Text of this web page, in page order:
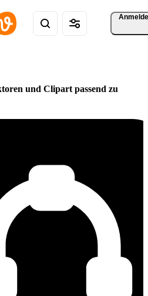
und Clipart passend zu